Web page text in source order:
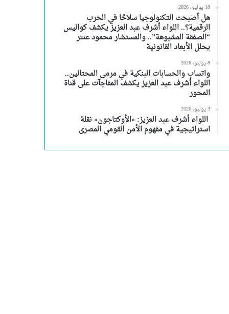
18 يوليو، 2026
هل أصبحت التكنولوجيا سلاحًا في الحرب
الرقمية؟.. اللواء أشرف عبد العزيز يكشف كواليس
“الصفقة المشبوهة”.. والمستشار محمود عنتر
يحلل الأبعاد القانونية
8 يوليو، 2026
واتساب والحسابات البنكية في مرمى المحتالين..
اللواء أشرف عبد العزيز يكشف المفاجآت على قناة
المحور
3 يوليو، 2026
اللواء أشرف عبد العزيز: «الأوكتاجون» نقلة
استراتيجية في مفهوم الأمن القومي المصرى